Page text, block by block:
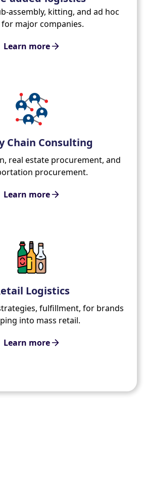
assembly, kitting, and ad hoc
major companies.
Learn more
Chain Consulting
real estate procurement, and
procurement.
Learn more
Logistics
fulfillment, for brands
into mass retail.
Learn more